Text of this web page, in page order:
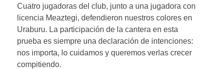
Cuatro jugadoras del club, junto a una jugadora con
licencia Meaztegi, defendieron nuestros colores en
Uraburu. La participación de la cantera en esta
prueba es siempre una declaración de intenciones:
nos importa, lo cuidamos y queremos verlas crecer
compitiendo.